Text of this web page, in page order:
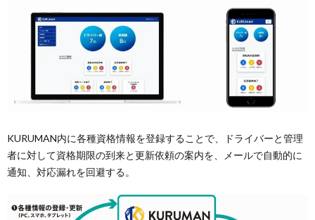
KURUMAN内に各種資格情報を登録することで、ドライバーと管理
者に対して資格期限の到来と更新依頼の案内を、メールで自動的に
通知、対応漏れを回避する。